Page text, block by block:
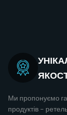
Ми пропонуємо
продуктів –